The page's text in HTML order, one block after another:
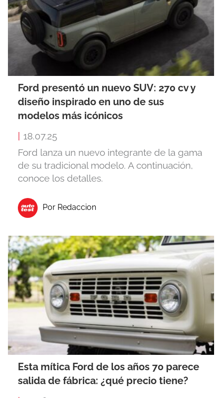
Ford presentó un nuevo SUV: 270 cv y
diseño inspirado en uno de sus
modelos más icónicos
18.07.25
Ford lanza un nuevo integrante de la gama
de su tradicional modelo. A continuación,
conoce los detalles.
Por Redaccion
Esta mítica Ford de los años 70 parece
salida de fábrica: ¿qué precio tiene?